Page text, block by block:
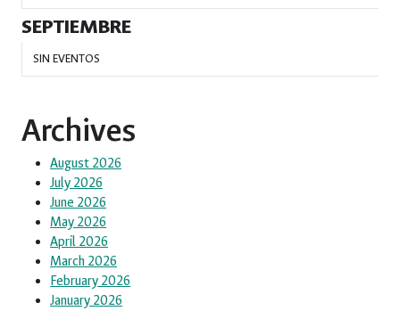
SEPTIEMBRE
SIN EVENTOS
Archives
August 2026
July 2026
June 2026
May 2026
April 2026
March 2026
February 2026
January 2026